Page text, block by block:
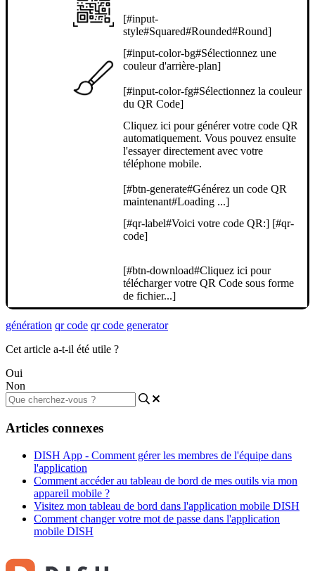
[#input-
style#Squared#Rounded#Round]
[#input-color-bg#Sélectionnez une
couleur d'arrière-plan]
[#input-color-fg#Sélectionnez la couleur
du QR Code]
Cliquez ici pour générer votre code QR
automatiquement. Vous pouvez ensuite
l'essayer directement avec votre
téléphone mobile.
[#btn-generate#Générez un code QR
maintenant#Loading ...]
[#qr-label#Voici votre code QR:] [#qr-
code]
[#btn-download#Cliquez ici pour
télécharger votre QR Code sous forme
de fichier...]
génération qr code qr code generator
Cet article a-t-il été utile ?
Oui
Non
Articles connexes
DISH App - Comment gérer les membres de l'équipe dans
l'application
Comment accéder au tableau de bord de mes outils via mon
appareil mobile ?
Visitez mon tableau de bord dans l'application mobile DISH
Comment changer votre mot de passe dans l'application
mobile DISH